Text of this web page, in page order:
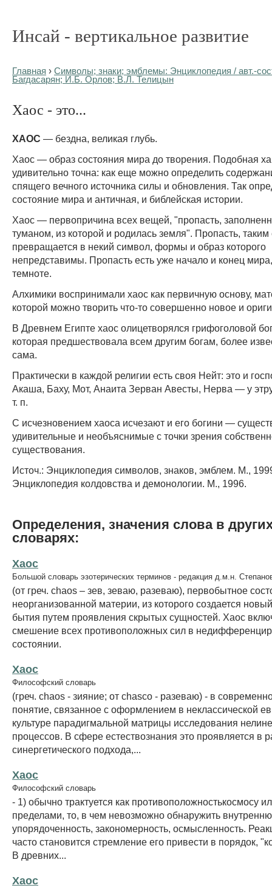
Инсай - вертикальное развитие
Главная › Символы; знаки; эмблемы: Энциклопедия / авт.-
Багдасарян; И.Б. Орлов; В.Л. Телицын
Хаос - это...
ХАОС — бездна, великая глубь.
Хаос — образ состояния мира до творения. Подобная
удивительно точна: как еще можно определить
спящего вечного источника силы и обновления. Так
состояние мира и античная, и библейская истории.
Хаос — первопричина всех вещей, "пропасть,
туманом, из которой и родилась земля". Пропасть,
превращается в некий символ, формы и образ которого
непредставимы. Пропасть есть уже начало и конец
темноте.
Алхимики воспринимали хаос как первичную основу,
которой можно творить что-то совершенно новое и
В Древнем Египте хаос олицетворялся грифоголовой
которая предшествовала всем другим богам, более
сама.
Практически в каждой религии есть своя Нейт: это и
Акаша, Баху, Мот, Анаита Зерван Авесты, Нерва — у
т. п.
С исчезновением хаоса исчезают и его богини —
удивительные и необъяснимые с точки зрения
существования.
Источ.: Энциклопедия символов, знаков, эмблем. М.,
Энциклопедия колдовства и демонологии. М., 1996.
Определения, значения слова в
словарях:
Хаос
Большой словарь эзотерических терминов - редакция д.м.н.
(от греч. chaos – зев, зеваю, разеваю), первобытное
неорганизованной материи, из которого создается
бытия путем проявления скрытых сущностей. Xаос
смешение всех противоположных сил в
состоянии.
Хаос
Философский словарь
(греч. chaos - зияние; от chasco - разеваю) - в
понятие, связанное с оформлением в неклассической
культуре парадигмальной матрицы исследования
процессов. В сфере естествознания это проявляется в
синергетического подхода,...
Хаос
Философский словарь
- 1) обычно трактуется как противоположностькосмосу
пределами, то, в чем невозможно обнаружить
упорядоченность, закономерность, осмысленность.
часто становится стремление его привести в порядок,
В древних...
Хаос